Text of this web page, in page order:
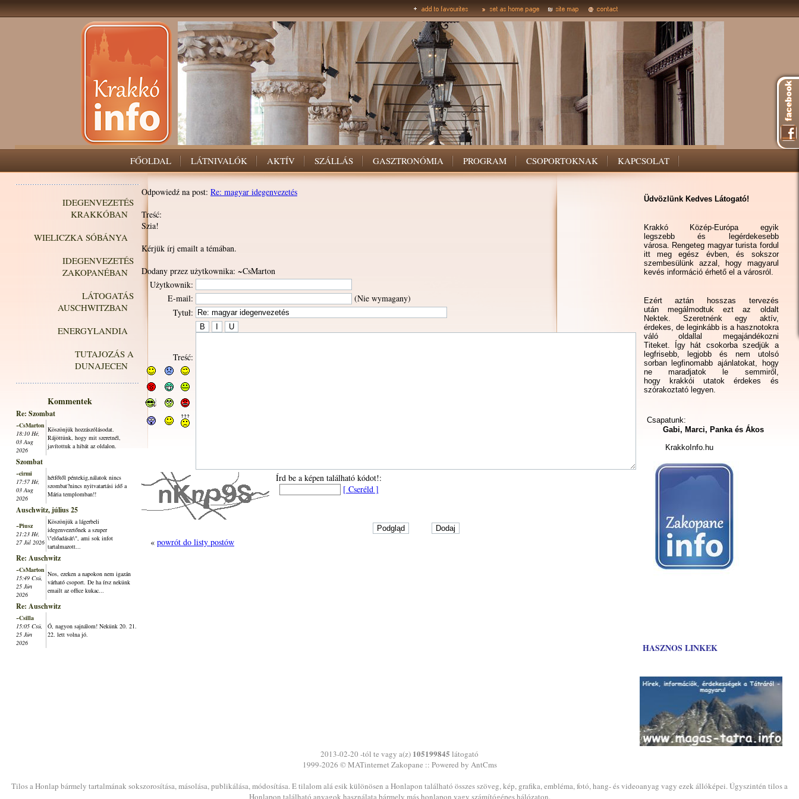
FŐOLDAL LÁTNIVALÓK AKTÍV SZÁLLÁS GASZTRONÓMIA PROGRAM CSOPORTOKNAK KAPCSOLAT
IDEGENVEZETÉS
KRAKKÓBAN
WIELICZKA SÓBÁNYA
IDEGENVEZETÉS
ZAKOPANÉBAN
LÁTOGATÁS
AUSCHWITZBAN
ENERGYLANDIA
TUTAJOZÁS A
DUNAJECEN
Kommentek
Re: Szombat
~CsMarton
18:10 Hé,
03 Aug
2026
Köszönjük hozzászólásodat.
Rájöttünk, hogy mit szeretnél,
javítottuk a hibát az oldalon.
Szombat
~cirmi
17:57 Hé,
03 Aug
2026
hétfőtől péntekig,nálatok nincs
szombat?nincs nyitvatartási idő a
Mária templomban!!
Auschwitz, július 25
~Piusz
21:23 Hé,
27 Júl 2026
Köszönjük a lágerbeli
idegenvezetőnek a szuper
\"előadását\", ami sok infot
tartalmazott...
Re: Auschwitz
~CsMarton
15:49 Csü,
25 Jún
2026
Nos, ezeken a napokon nem igazán
várható csoport. De ha írsz nekünk
emailt az office kukac...
Re: Auschwitz
~Csilla
15:05 Csü,
25 Jún
2026
Ó, nagyon sajnálom! Nekünk 20. 21.
22. lett volna jó.
Odpowiedź na post: Re: magyar idegenvezetés
Treść:
Szia!
Kérjük írj emailt a témában.
Dodany przez użytkownika: ~CsMarton
Użytkownik:
E-mail:
(Nie wymagany)
Tytuł:
Treść:
Írd be a képen található kódot!:
[ Cseréld ]
« powrót do listy postów
Üdvözlünk Kedves Látogató!
Krakkó Közép-Európa egyik
legszebb és legérdekesebb
városa. Rengeteg magyar turista fordul
itt meg egész évben, és sokszor
szembesülünk azzal, hogy magyarul
kevés információ érhető el a városról.
Ezért aztán hosszas tervezés
után megálmodtuk ezt az oldalt
Nektek. Szeretnénk egy aktív,
érdekes, de leginkább is a hasznotokra
váló oldallal megajándékozni
Titeket. Így hát csokorba szedjük a
legfrisebb, legjobb és nem utolsó
sorban legfinomabb ajánlatokat, hogy
ne maradjatok le semmiről,
hogy krakkói utatok érdekes és
szórakoztató legyen.
Csapatunk:
Gabi, Marci, Panka és Ákos
KrakkoInfo.hu
HASZNOS LINKEK
2013-02-20 -tól te vagy a(z) 105199845 látogató
1999-2026 ©MATinternet Zakopane :: Powered by AntCms
Tilos a Honlap bármely tartalmának sokszorosítása, másolása, publikálása, módosítása. E tilalom alá esik különösen a Honlapon található összes szöveg, kép, grafika, embléma, fotó, hang- és videoanyag vagy ezek állóképei. Úgyszintén tilos a
Honlapon található anyagok használata bármely más honlapon vagy számítógépes hálózaton.